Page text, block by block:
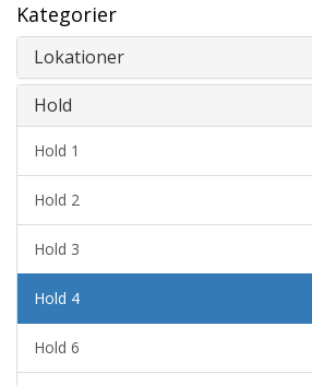
Kategorier
Lokationer
Hold
Hold 1
Hold 2
Hold 3
Hold 4
Hold 6